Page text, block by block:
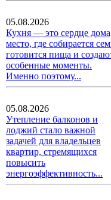
05.08.2026
Кухня — это сердце
место, где собирается
готовится пища и
особенные моменты.
Именно поэтому...
05.08.2026
Утепление балконов и
лоджий стало важной
задачей для владельцев
квартир, стремящихся
повысить
энергоэффективность...